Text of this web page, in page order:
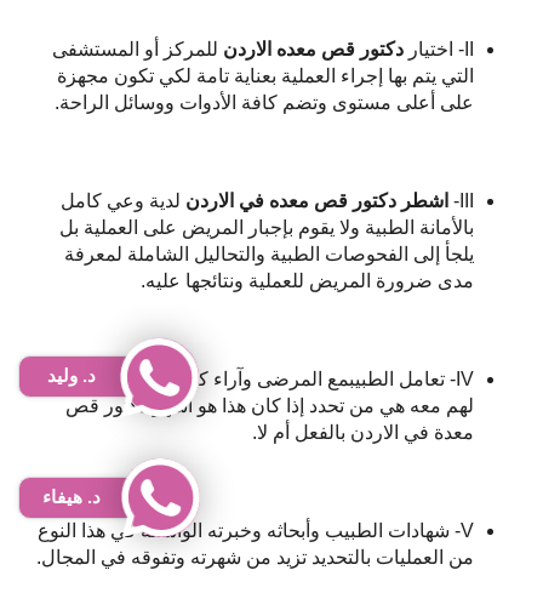
II- اختيار دكتور قص معده الاردن للمركز أو المستشفى
التي يتم بها إجراء العملية بعناية تامة لكي تكون مجهزة
على أعلى مستوى وتضم كافة الأدوات ووسائل الراحة.
III- اشطر دكتور قص معده في الاردن لدية وعي كامل
بالأمانة الطبية ولا يقوم بإجبار المريض على العملية بل
يلجأ إلى الفحوصات الطبية والتحاليل الشاملة لمعرفة
مدى ضرورة المريض للعملية ونتائجها عليه.
IV- تعامل الطبيبمع المرضى وآراء كل من سبق التعامل
لهم معه هي من تحدد إذا كان هذا هو أشهر دكتور قص
معدة في الاردن بالفعل أم لا.
V- شهادات الطبيب وأبحاثه وخبرته الواسعة في هذا النوع
من العمليات بالتحديد تزيد من شهرته وتفوقه في المجال.
د. وليد
د. هيفاء